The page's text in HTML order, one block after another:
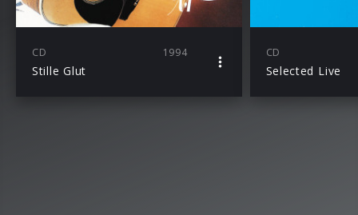
CD 1994
Stille Glut
CD
Selected Live